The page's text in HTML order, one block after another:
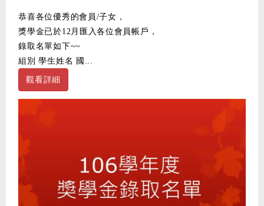
恭喜各位優秀的會員/子女，
獎學金已於12月匯入各位會員帳戶，
錄取名單如下~~
組別 學生姓名 國...
觀看詳細